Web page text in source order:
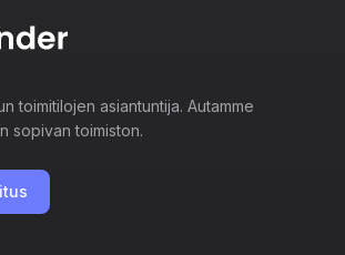
toimitilojen asiantuntija. Autamme
sopivan toimiston.